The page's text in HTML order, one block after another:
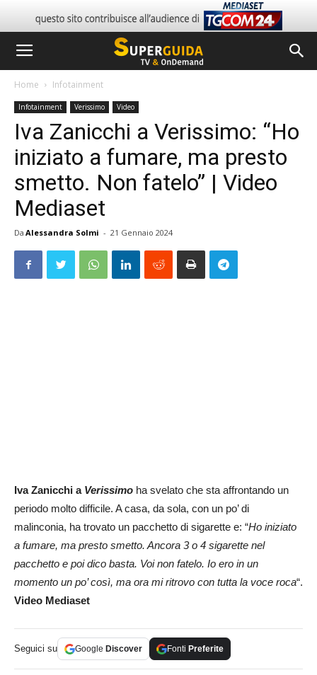
Home Infotainment
Infotainment Verissimo Video
Iva Zanicchi a Verissimo: “Ho
iniziato a fumare, ma presto
smetto. Non fatelo” | Video
Mediaset
Da Alessandra Solmi - 21 Gennaio 2024
Iva Zanicchi a Verissimo ha svelato che sta affrontando un
periodo molto difficile. A casa, da sola, con un po’ di
malinconia, ha trovato un pacchetto di sigarette e: “Ho iniziato
a fumare, ma presto smetto. Ancora 3 o 4 sigarette nel
pacchetto e poi dico basta. Voi non fatelo. Io ero in un
momento un po’ così, ma ora mi ritrovo con tutta la voce roca“.
Video Mediaset
Seguici su Google Discover Fonti Preferite